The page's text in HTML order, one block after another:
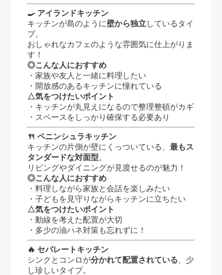
🍳 アイランドキッチン
キッチンが島のように壁から独立 しているタイ
プ。
おしゃれなカフェのような雰囲気に仕上がりま
す！
◎こんな人におすすめ
・家族や友人と一緒に料理したい
・開放感のあるキッチンに憧れている
△気をつけたいポイント
・キッチンが丸見えになるので整理整頓がカギ
・スペースをしっかり確保する必要あり
🍴 ペニンシュラキッチン
キッチンの片側が壁にくっついている、 最もス
タンダードな対面型。
リビングやダイニングが見渡せるのが魅力！
◎こんな人におすすめ
・料理しながら家族と会話を楽しみたい
・子どもを見守りながらキッチンに立ちたい
△気をつけたいポイント
・動線を考えた配置が大切
・多少の油ハネ対策も忘れずに！
🔥 セパレートキッチン
シンクとコンロが分かれて配置されている 、少
し珍しいタイプ。